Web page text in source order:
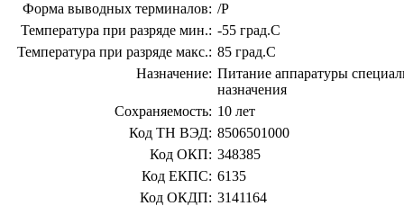
Форма выводных терминалов: /P
Температура при разряде мин.: -55 град.С
Температура при разряде макс.: 85 град.С
Назначение: Питание аппаратуры
назначения
Сохраняемость: 10 лет
Код ТН ВЭД: 8506501000
Код ОКП: 348385
Код ЕКПС: 6135
Код ОКДП: 3141164